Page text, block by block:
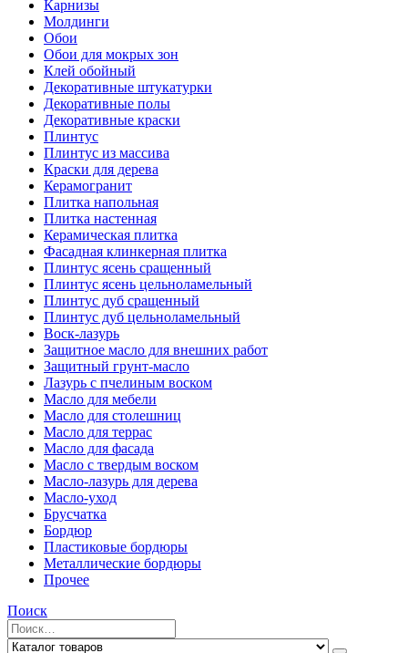
Карнизы
Молдинги
Обои
Обои для мокрых зон
Клей обойный
Декоративные штукатурки
Декоративные полы
Декоративные краски
Плинтус
Плинтус из массива
Краски для дерева
Керамогранит
Плитка напольная
Плитка настенная
Керамическая плитка
Фасадная клинкерная плитка
Плинтус ясень сращенный
Плинтус ясень цельноламельный
Плинтус дуб сращенный
Плинтус дуб цельноламельный
Воск-лазурь
Защитное масло для внешних работ
Защитный грунт-масло
Лазурь с пчелиным воском
Масло для мебели
Масло для столешниц
Масло для террас
Масло для фасада
Масло с твердым воском
Масло-лазурь для дерева
Масло-уход
Брусчатка
Бордюр
Пластиковые бордюры
Металлические бордюры
Прочее
Поиск